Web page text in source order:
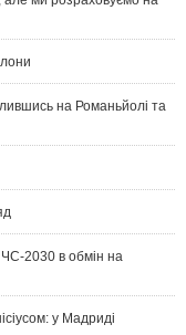
на Романьйолі та
ЧС-2030 в обмін на
у Мадриді